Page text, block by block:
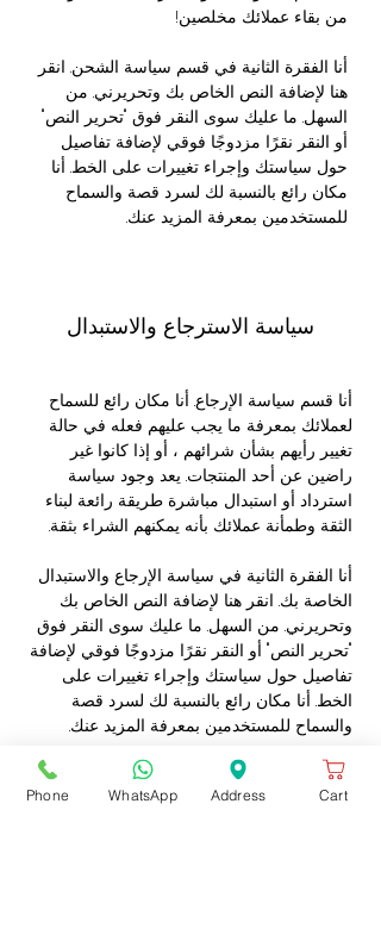
من بقاء عملائك مخلصين!
أنا الفقرة الثانية في قسم سياسة الشحن. انقر
هنا لإضافة النص الخاص بك وتحريرني. من
السهل. ما عليك سوى النقر فوق "تحرير النص"
أو النقر نقرًا مزدوجًا فوقي لإضافة تفاصيل
حول سياستك وإجراء تغييرات على الخط. أنا
مكان رائع بالنسبة لك لسرد قصة والسماح
للمستخدمين بمعرفة المزيد عنك.
سياسة الاسترجاع والاستبدال
أنا قسم سياسة الإرجاع. أنا مكان رائع للسماح
لعملائك بمعرفة ما يجب عليهم فعله في حالة
تغيير رأيهم بشأن شرائهم ، أو إذا كانوا غير
راضين عن أحد المنتجات. يعد وجود سياسة
استرداد أو استبدال مباشرة طريقة رائعة لبناء
الثقة وطمأنة عملائك بأنه يمكنهم الشراء بثقة.
أنا الفقرة الثانية في سياسة الإرجاع والاستبدال
الخاصة بك. انقر هنا لإضافة النص الخاص بك
وتحريرني. من السهل. ما عليك سوى النقر فوق
"تحرير النص" أو النقر نقرًا مزدوجًا فوقي لإضافة
تفاصيل حول سياستك وإجراء تغييرات على
الخط. أنا مكان رائع بالنسبة لك لسرد قصة
والسماح للمستخدمين بمعرفة المزيد عنك.
Phone WhatsApp Address Cart